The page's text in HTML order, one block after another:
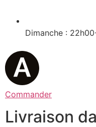
Dimanche :
Commander
Livraison